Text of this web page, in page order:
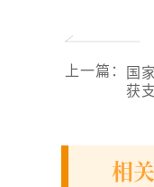
上一篇 ：
国
获
相